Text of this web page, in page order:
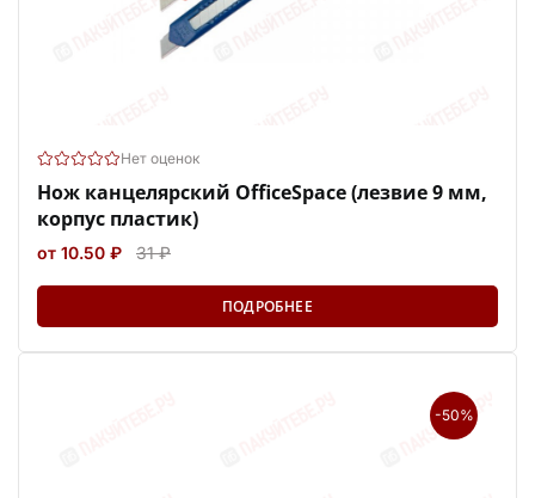
Нет оценок
Нож канцелярский OfficeSpace (лезвие 9 мм,
корпус пластик)
от 10.50 ₽ 31 ₽
ПОДРОБНЕЕ
-50%